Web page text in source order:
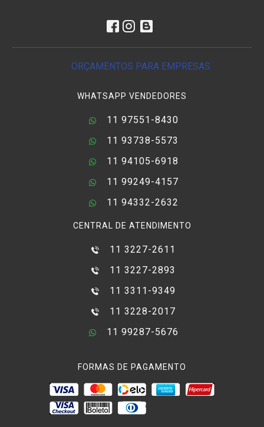
ORÇAMENTOS PARA EMPRESAS
WHATSAPP VENDEDORES
11 97551-8430
11 93738-5573
11 94105-6918
11 99249-4157
11 94332-2632
CENTRAL DE ATENDIMENTO
11 3227-2611
11 3227-2893
11 3311-9349
11 3228-2017
11 99287-5676
FORMAS DE PAGAMENTO